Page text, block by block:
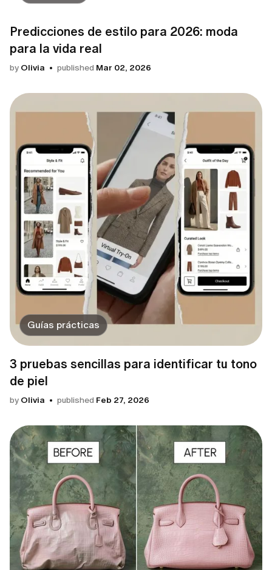
Predicciones de estilo para 2026: moda
para la vida real
by Olivia published Mar 02, 2026
Guías prácticas
3 pruebas sencillas para identificar tu tono
de piel
by Olivia published Feb 27, 2026